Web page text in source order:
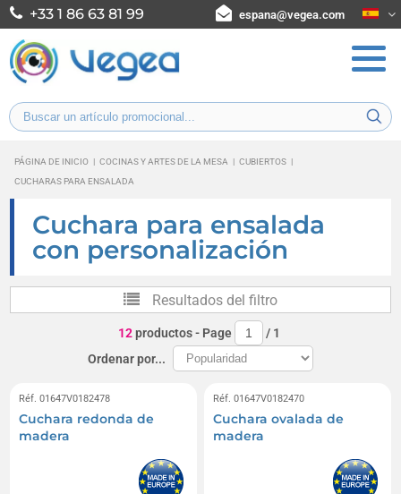
+33 1 86 63 81 99 espana@vegea.com
PÁGINA DE INICIO | COCINAS Y ARTES DE LA MESA | CUBIERTOS |
CUCHARAS PARA ENSALADA
Cuchara para ensalada
con personalización
Resultados del filtro
12productos- Page / 1
Ordenar por...
Réf. 01647V0182478
Cuchara redonda de
madera
Réf. 01647V0182470
Cuchara ovalada de
madera